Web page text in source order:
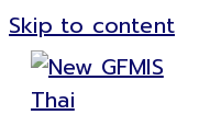
Skip to content